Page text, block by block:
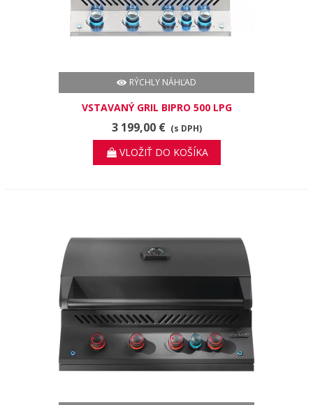
RÝCHLY NÁHĽAD
VSTAVANÝ GRIL BIPRO 500 LPG
3 199,00 € (s DPH)
VLOŽIŤ DO KOŠÍKA